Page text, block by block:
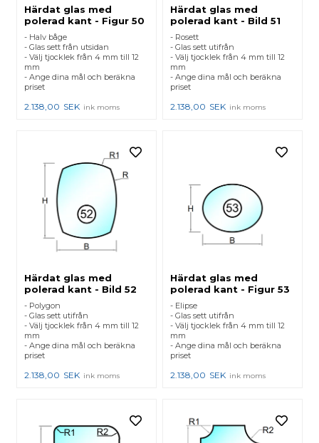
Härdat glas med
polerad kant - Figur 50
- Halv båge
- Glas sett från utsidan
- Välj tjocklek från 4 mm till 12
mm
- Ange dina mål och beräkna
priset
2.138,00 SEK ink moms
Härdat glas med
polerad kant - Bild 51
- Rosett
- Glas sett utifrån
- Välj tjocklek från 4 mm till 12
mm
- Ange dina mål och beräkna
priset
2.138,00 SEK ink moms
Härdat glas med
polerad kant - Bild 52
- Polygon
- Glas sett utifrån
- Välj tjocklek från 4 mm till 12
mm
- Ange dina mål och beräkna
priset
2.138,00 SEK ink moms
Härdat glas med
polerad kant - Figur 53
- Elipse
- Glas sett utifrån
- Välj tjocklek från 4 mm till 12
mm
- Ange dina mål och beräkna
priset
2.138,00 SEK ink moms